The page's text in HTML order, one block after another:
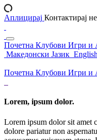
Аплицирај Контактирај не
Почетна Клубови Игри и
Македонски Јазик
Почетна Клубови Игри и
Lorem, ipsum dolor.
Lorem ipsum dolor sit amet
dolore pariatur non